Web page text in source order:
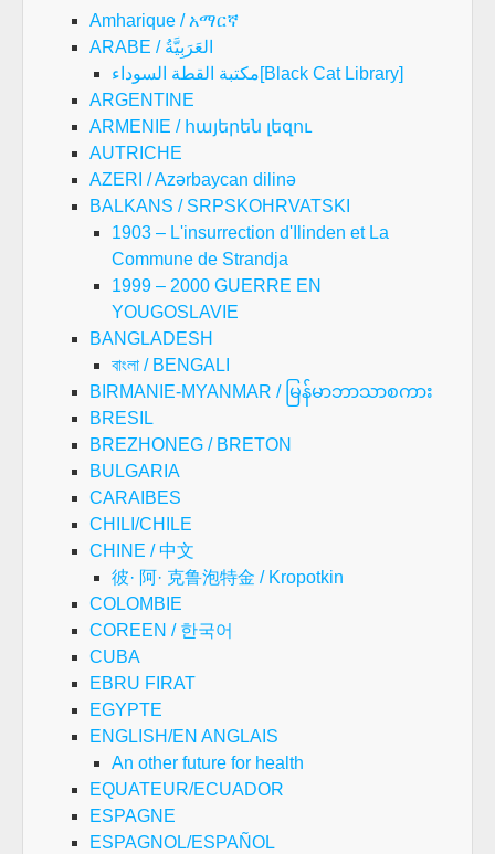
Amharique / አማርኛ
ARABE / العَرَبِيَّةُ
مكتبة القطة السوداء[Black Cat Library]
ARGENTINE
ARMENIE / հայերեն լեզու
AUTRICHE
AZERI / Azərbaycan dilinə
BALKANS / SRPSKOHRVATSKI
1903 – L'insurrection d'Ilinden et La
Commune de Strandja
1999 – 2000 GUERRE EN
YOUGOSLAVIE
BANGLADESH
বাংলা / BENGALI
BIRMANIE-MYANMAR / မြန်မာဘာသာစကား
BRESIL
BREZHONEG / BRETON
BULGARIA
CARAIBES
CHILI/CHILE
CHINE / 中文
彼· 阿· 克鲁泡特金 / Kropotkin
COLOMBIE
COREEN / 한국어
CUBA
EBRU FIRAT
EGYPTE
ENGLISH/EN ANGLAIS
An other future for health
EQUATEUR/ECUADOR
ESPAGNE
ESPAGNOL/ESPAÑOL